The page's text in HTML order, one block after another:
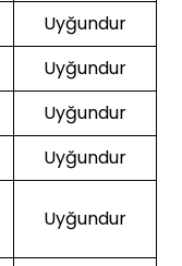
Uyğundur
Uyğundur
Uyğundur
Uyğundur
Uyğundur